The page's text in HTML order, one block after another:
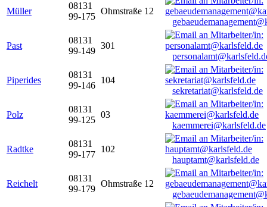
Müller
08131
99-175
Ohmstraße 12
Past
08131
99-149
301
Piperides
08131
99-146
104
sekretariat@karlsfeld.de
Polz
08131
99-125
03
kaemmerei@karlsfeld.de
Radtke
08131
99-177
102
hauptamt@karlsfeld.de
Reichelt
08131
99-179
Ohmstraße 12